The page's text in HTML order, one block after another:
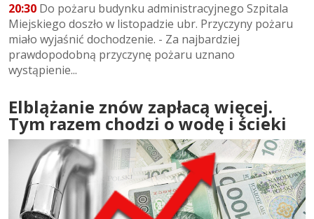
20:30 Do pożaru budynku administracyjnego Szpitala
Miejskiego doszło w listopadzie ubr. Przyczyny pożaru
miało wyjaśnić dochodzenie. - Za najbardziej
prawdopodobną przyczynę pożaru uznano
wystąpienie...
Elblążanie znów zapłacą więcej.
Tym razem chodzi o wodę i ścieki